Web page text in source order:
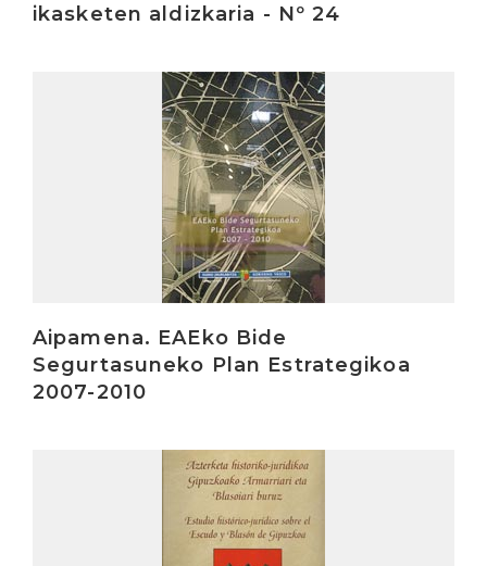
ikasketen aldizkaria - Nº 24
Aipamena. EAEko Bide
Segurtasuneko Plan Estrategikoa
2007-2010